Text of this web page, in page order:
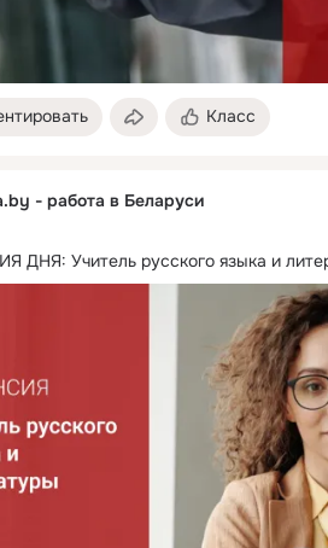
Класс
- работа в Беларуси
ДНЯ: Учитель русского языка и